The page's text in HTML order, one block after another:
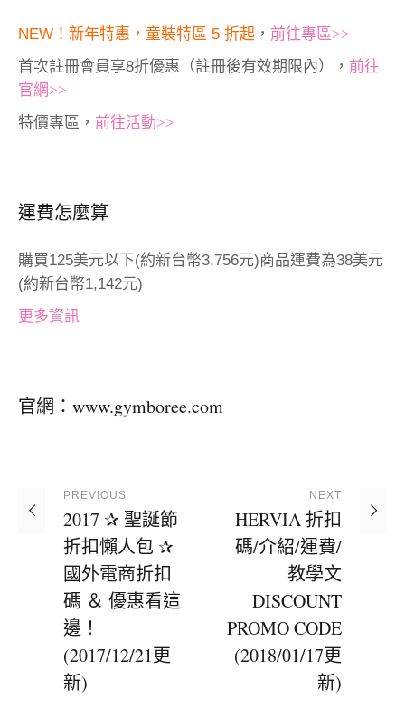
NEW！新年特惠，童裝特區 5 折起 ， 前往專區>>
首次註冊會員享8折優惠（註冊後有效期限內）， 前往
官網>>
特價專區， 前往活動>>
運費怎麼算
購買125美元以下(約新台幣3,756元)商品運費為38美元
(約新台幣1,142元)
更多資訊
官網： www.gymboree.com
PREVIOUS
2017 ✰ 聖誕節
折扣懶人包 ✰
國外電商折扣
碼 ＆ 優惠看這
邊！
(2017/12/21更
新)
NEXT
HERVIA 折扣
碼/介紹/運費/
教學文
DISCOUNT
PROMO CODE
(2018/01/17更
新)